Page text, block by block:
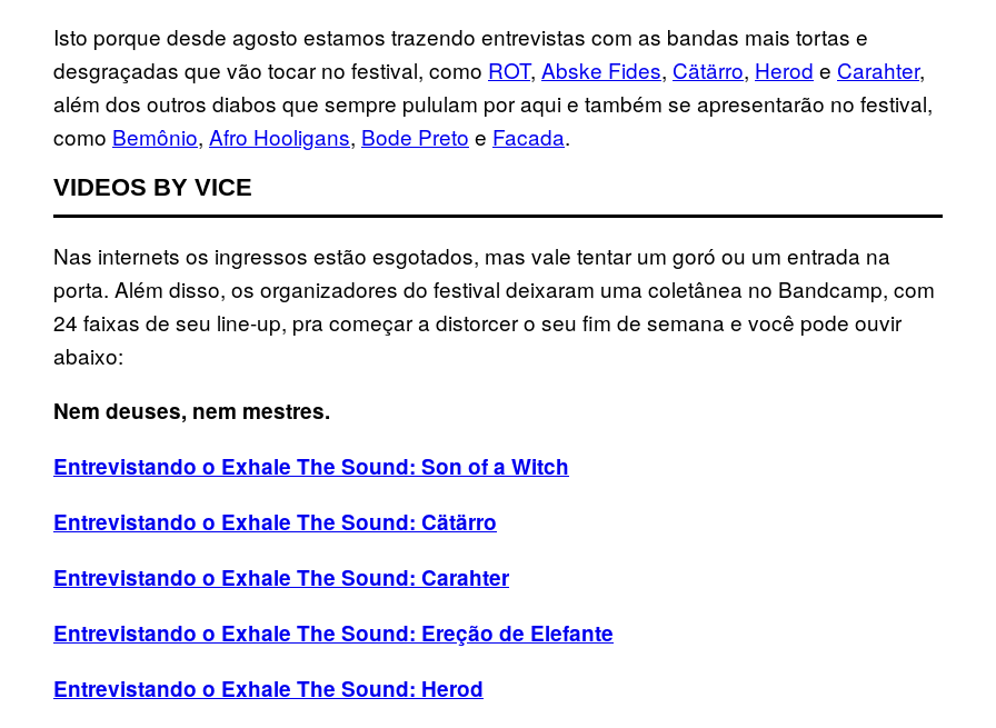
Isto porque desde agosto estamos trazendo entrevistas com as bandas mais tortas e
desgraçadas que vão tocar no festival, como ROT, Abske Fides, Cätärro, Herod e Carahter,
além dos outros diabos que sempre pululam por aqui e também se apresentarão no festival,
como Bemônio, Afro Hooligans, Bode Preto e Facada.
VIDEOS BY VICE
Nas internets os ingressos estão esgotados, mas vale tentar um goró ou um entrada na
porta. Além disso, os organizadores do festival deixaram uma coletânea no Bandcamp, com
24 faixas de seu line-up, pra começar a distorcer o seu fim de semana e você pode ouvir
abaixo:
Nem deuses, nem mestres.
Entrevistando o Exhale The Sound: Son of a Witch
Entrevistando o Exhale The Sound: Cätärro
Entrevistando o Exhale The Sound: Carahter
Entrevistando o Exhale The Sound: Ereção de Elefante
Entrevistando o Exhale The Sound: Herod